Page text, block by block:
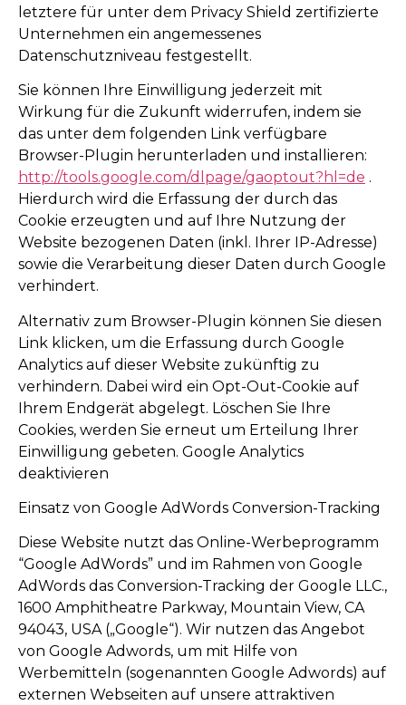
letztere für unter dem Privacy Shield zertifizierte
Unternehmen ein angemessenes
Datenschutzniveau festgestellt.
Sie können Ihre Einwilligung jederzeit mit
Wirkung für die Zukunft widerrufen, indem sie
das unter dem folgenden Link verfügbare
Browser-Plugin herunterladen und installieren:
http://tools.google.com/dlpage/gaoptout?hl=de .
Hierdurch wird die Erfassung der durch das
Cookie erzeugten und auf Ihre Nutzung der
Website bezogenen Daten (inkl. Ihrer IP-Adresse)
sowie die Verarbeitung dieser Daten durch Google
verhindert.
Alternativ zum Browser-Plugin können Sie diesen
Link klicken, um die Erfassung durch Google
Analytics auf dieser Website zukünftig zu
verhindern. Dabei wird ein Opt-Out-Cookie auf
Ihrem Endgerät abgelegt. Löschen Sie Ihre
Cookies, werden Sie erneut um Erteilung Ihrer
Einwilligung gebeten. Google Analytics
deaktivieren
Einsatz von Google AdWords Conversion-Tracking
Diese Website nutzt das Online-Werbeprogramm
“Google AdWords” und im Rahmen von Google
AdWords das Conversion-Tracking der Google LLC.,
1600 Amphitheatre Parkway, Mountain View, CA
94043, USA („Google“). Wir nutzen das Angebot
von Google Adwords, um mit Hilfe von
Werbemitteln (sogenannten Google Adwords) auf
externen Webseiten auf unsere attraktiven